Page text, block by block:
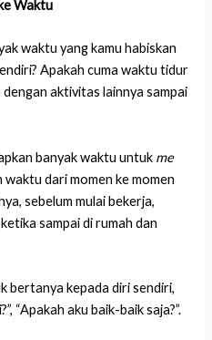
Waktu
waktu yang kamu habiskan
Apakah cuma waktu tidur
aktivitas lainnya sampai
banyak waktu untuk me
waktu dari momen ke momen
sebelum mulai bekerja,
sampai di rumah dan
bertanya kepada diri sendiri,
“Apakah aku baik-baik saja?”.